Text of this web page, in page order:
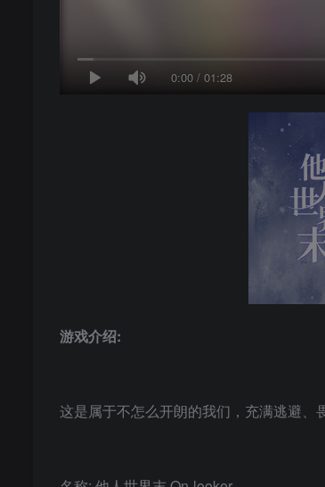
0:00 / 01:28
游戏介绍:
这是属于不怎么开朗的我们，充满逃避、